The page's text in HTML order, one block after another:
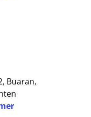
Buaran,